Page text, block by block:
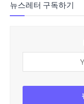
뉴스레터 구독하기